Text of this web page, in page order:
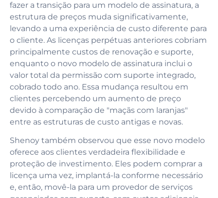
fazer a transição para um modelo de assinatura, a
estrutura de preços muda significativamente,
levando a uma experiência de custo diferente para
o cliente. As licenças perpétuas anteriores cobriam
principalmente custos de renovação e suporte,
enquanto o novo modelo de assinatura inclui o
valor total da permissão com suporte integrado,
cobrado todo ano. Essa mudança resultou em
clientes percebendo um aumento de preço
devido à comparação de "maçãs com laranjas"
entre as estruturas de custo antigas e novas.
Shenoy também observou que esse novo modelo
oferece aos clientes verdadeira flexibilidade e
proteção de investimento. Eles podem comprar a
licença uma vez, implantá-la conforme necessário
e, então, movê-la para um provedor de serviços